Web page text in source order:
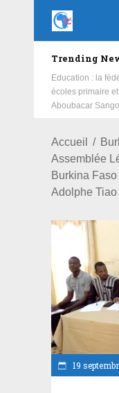
Trending
Education : la
écoles primaire
Aboubacar
Accueil
Assemblée
Burkina
Adolphe
19